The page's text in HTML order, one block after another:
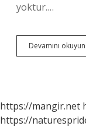
yoktur.…
Devamını okuyun
https://mangir.net
https://